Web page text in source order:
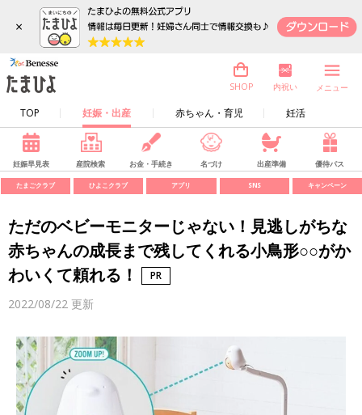
×
TOP 妊娠・出産 赤ちゃん・育児 妊活
SHOP 内祝い メニュー
妊娠早見表 産院検索 お金・手続き 名づけ 出産準備 優待パス
たまごクラブ ひよこクラブ アプリ SNS キャンペーン
ただのベビーモニターじゃない！見逃しがちな
赤ちゃんの成長まで残してくれる小鳥形○○がか
わいくて頼れる！
2022/08/22 更新